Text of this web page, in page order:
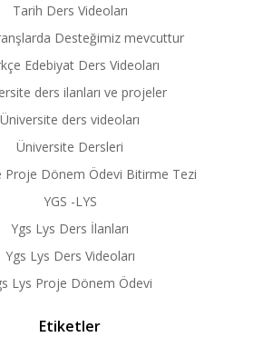
Tarih Ders Videoları
Desteğimiz mevcuttur
Edebiyat Ders Videoları
ders ilanları ve projeler
Üniversite ders videoları
Üniversite Dersleri
Proje Dönem Ödevi Bitirme Tezi
YGS -LYS
Ygs Lys Ders İlanları
Ygs Lys Ders Videoları
Lys Proje Dönem Ödevi
Etiketler